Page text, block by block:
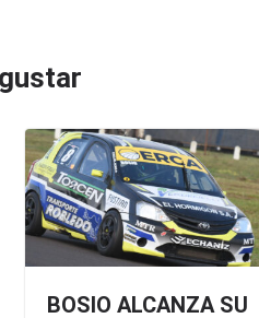
BOSIO ALCANZA SU